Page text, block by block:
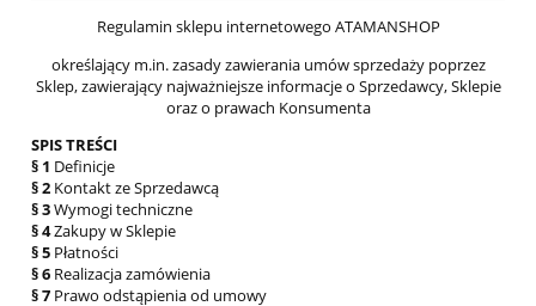
Regulamin sklepu internetowego ATAMANSHOP
określający m.in. zasady zawierania umów sprzedaży poprzez
Sklep, zawierający najważniejsze informacje o Sprzedawcy, Sklepie
oraz o prawach Konsumenta
SPIS TREŚCI
§ 1 Definicje
§ 2 Kontakt ze Sprzedawcą
§ 3Wymogi techniczne
§ 4Zakupy w Sklepie
§ 5 Płatności
§ 6 Realizacja zamówienia
§ 7 Prawo odstąpienia od umowy